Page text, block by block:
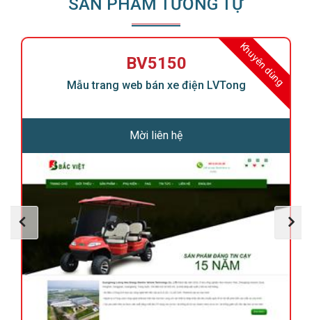
SẢN PHẨM TƯƠNG TỰ
Khuyên dùng
BV5150
Mẫu trang web bán xe điện LVTong
Mời liên hệ